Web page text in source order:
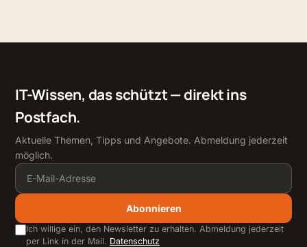
IT-Wissen, das schützt — direkt ins
Postfach.
Aktuelle Themen, Tipps und Angebote. Abmeldung jederzeit
möglich.
Abonnieren
Ich willige ein, den Newsletter zu erhalten. Abmeldung jederzeit
per Link in der Mail. Datenschutz